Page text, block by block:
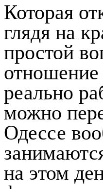
Которая
глядя на
простой
реально
можно
Одессе
на этом